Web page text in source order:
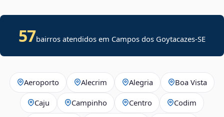
57bairros atendidos em Campos dos Goytacazes-SE
Aeroporto Alecrim Alegria Boa Vista
Caju Campinho Centro Codim